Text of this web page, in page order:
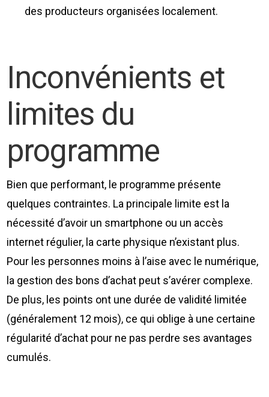
des producteurs organisées localement.
Inconvénients et
limites du
programme
Bien que performant, le programme présente
quelques contraintes. La principale limite est la
nécessité d’avoir un smartphone ou un accès
internet régulier, la carte physique n’existant plus.
Pour les personnes moins à l’aise avec le numérique,
la gestion des bons d’achat peut s’avérer complexe.
De plus, les points ont une durée de validité limitée
(généralement 12 mois), ce qui oblige à une certaine
régularité d’achat pour ne pas perdre ses avantages
cumulés.